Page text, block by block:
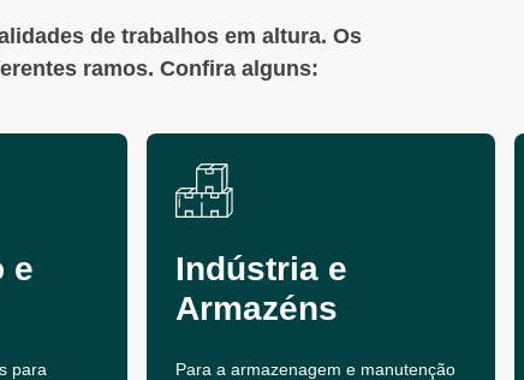
de trabalhos em altura. Os
ramos. Confira alguns:
e
para
Indústria e
Armazéns
Para a armazenagem e manutenção